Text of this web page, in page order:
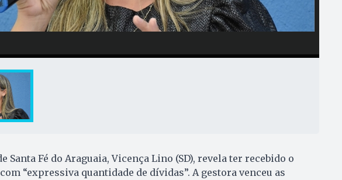
Santa Fé do Araguaia, Vicença Lino (SD), revela ter recebido o
“expressiva quantidade de dívidas”. A gestora venceu as